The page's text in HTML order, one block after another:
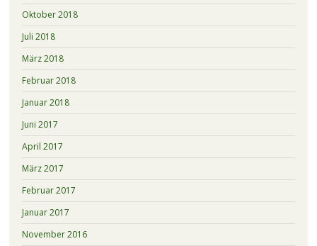
Oktober 2018
Juli 2018
März 2018
Februar 2018
Januar 2018
Juni 2017
April 2017
März 2017
Februar 2017
Januar 2017
November 2016